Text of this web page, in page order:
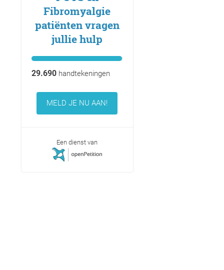
Fibromyalgie
patiënten vragen
jullie hulp
29.690handtekeningen
MELD JE NU AAN!
Een dienst van